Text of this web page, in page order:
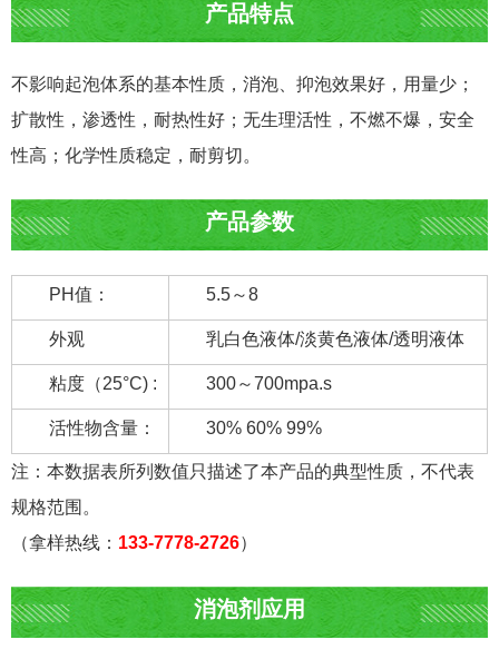
产品特点
不影响起泡体系的基本性质，消泡、抑泡效果好，用量少；
扩散性，渗透性，耐热性好；无生理活性，不燃不爆，安全
性高；化学性质稳定，耐剪切。
产品参数
PH值： 5.5～8
外观 乳白色液体/淡黄色液体/透明液体
粘度（25°C) : 300～700mpa.s
活性物含量： 30% 60% 99%
注：本数据表所列数值只描述了本产品的典型性质，不代表
规格范围。
（拿样热线： 133-7778-2726）
消泡剂应用